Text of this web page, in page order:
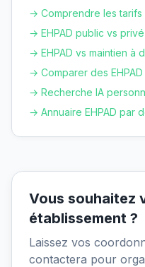
→ Comprendre les tarifs
→ EHPAD public vs privé
→ EHPAD vs maintien à
→ Comparer des EHPAD
→ Recherche IA
→ Annuaire EHPAD par
Vous souhaitez
établissement ?
Laissez vos
contactera pour